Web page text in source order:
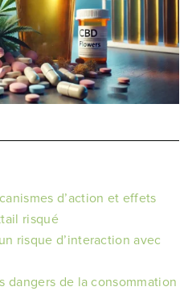
d’action et effets
risqué
risque d’interaction avec
dangers de la consommation